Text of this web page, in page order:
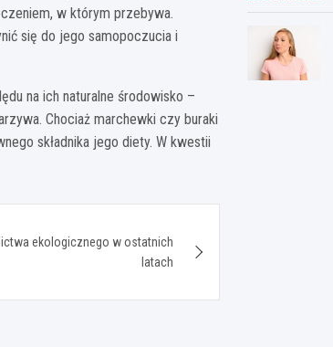
w którym przebywa.
się do jego samopoczucia i
na ich naturalne środowisko –
Chociaż marchewki czy buraki
składnika jego diety. W kwestii
ekologicznego w ostatnich
latach